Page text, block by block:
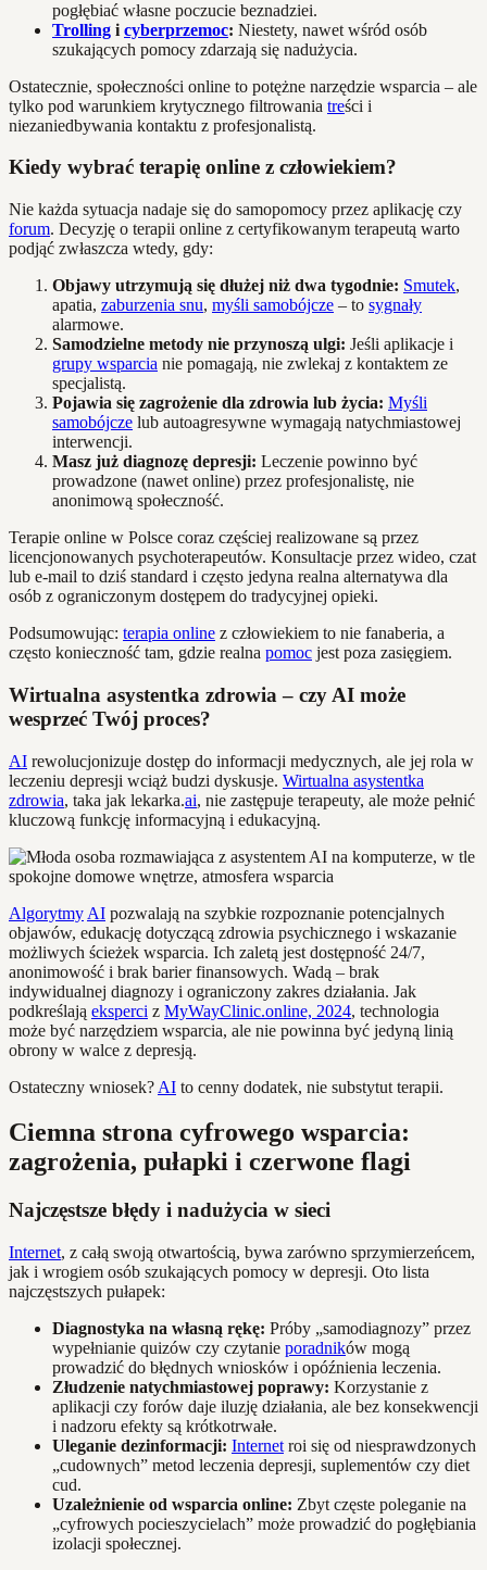
pogłębiać własne poczucie beznadziei.
Trolling i cyberprzemoc: Niestety, nawet wśród osób
szukających pomocy zdarzają się nadużycia.
Ostatecznie, społeczności online to potężne narzędzie wsparcia – ale
tylko pod warunkiem krytycznego filtrowania treści i
niezaniedbywania kontaktu z profesjonalistą.
Kiedy wybrać terapię online z człowiekiem?
Nie każda sytuacja nadaje się do samopomocy przez aplikację czy
forum. Decyzję o terapii online z certyfikowanym terapeutą warto
podjąć zwłaszcza wtedy, gdy:
Objawy utrzymują się dłużej niż dwa tygodnie: Smutek,
apatia, zaburzenia snu, myśli samobójcze – to sygnały
alarmowe.
Samodzielne metody nie przynoszą ulgi: Jeśli aplikacje i
grupy wsparcia nie pomagają, nie zwlekaj z kontaktem ze
specjalistą.
Pojawia się zagrożenie dla zdrowia lub życia: Myśli
samobójcze lub autoagresywne wymagają natychmiastowej
interwencji.
Masz już diagnozę depresji: Leczenie powinno być
prowadzone (nawet online) przez profesjonalistę, nie
anonimową społeczność.
Terapie online w Polsce coraz częściej realizowane są przez
licencjonowanych psychoterapeutów. Konsultacje przez wideo, czat
lub e-mail to dziś standard i często jedyna realna alternatywa dla
osób z ograniczonym dostępem do tradycyjnej opieki.
Podsumowując: terapia online z człowiekiem to nie fanaberia, a
często konieczność tam, gdzie realna pomoc jest poza zasięgiem.
Wirtualna asystentka zdrowia – czy AI może
wesprzeć Twój proces?
AI rewolucjonizuje dostęp do informacji medycznych, ale jej rola w
leczeniu depresji wciąż budzi dyskusje. Wirtualna asystentka
zdrowia, taka jak lekarka.ai, nie zastępuje terapeuty, ale może pełnić
kluczową funkcję informacyjną i edukacyjną.
Algorytmy AI pozwalają na szybkie rozpoznanie potencjalnych
objawów, edukację dotyczącą zdrowia psychicznego i wskazanie
możliwych ścieżek wsparcia. Ich zaletą jest dostępność 24/7,
anonimowość i brak barier finansowych. Wadą – brak
indywidualnej diagnozy i ograniczony zakres działania. Jak
podkreślają eksperci z MyWayClinic.online, 2024, technologia
może być narzędziem wsparcia, ale nie powinna być jedyną linią
obrony w walce z depresją.
Ostateczny wniosek? AI to cenny dodatek, nie substytut terapii.
Ciemna strona cyfrowego wsparcia:
zagrożenia, pułapki i czerwone flagi
Najczęstsze błędy i nadużycia w sieci
Internet, z całą swoją otwartością, bywa zarówno sprzymierzeńcem,
jak i wrogiem osób szukających pomocy w depresji. Oto lista
najczęstszych pułapek:
Diagnostyka na własną rękę: Próby „samodiagnozy” przez
wypełnianie quizów czy czytanie poradników mogą
prowadzić do błędnych wniosków i opóźnienia leczenia.
Złudzenie natychmiastowej poprawy: Korzystanie z
aplikacji czy forów daje iluzję działania, ale bez konsekwencji
i nadzoru efekty są krótkotrwałe.
Uleganie dezinformacji: Internet roi się od niesprawdzonych
„cudownych” metod leczenia depresji, suplementów czy diet
cud.
Uzależnienie od wsparcia online: Zbyt częste poleganie na
„cyfrowych pocieszycielach” może prowadzić do pogłębiania
izolacji społecznej.